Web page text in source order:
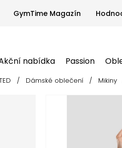
GymTime Magazín
nabídka Passion
Oblečení EXALTED
/ Dámské oblečení / Mikiny